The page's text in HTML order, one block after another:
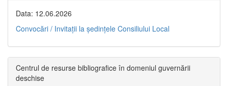
Data: 12.06.2026
Convocări / Invitaţii la şedinţele Consiliului Local
Centrul de resurse bibliografice în domeniul guvernării
deschise